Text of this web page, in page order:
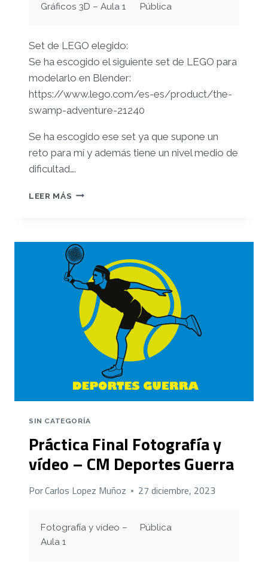
Gráficos 3D – Aula 1 Pública
Set de LEGO elegido:
Se ha escogido el siguiente set de LEGO para
modelarlo en Blender:
https://www.lego.com/es-es/product/the-
swamp-adventure-21240
Se ha escogido ese set ya que supone un
reto para mí y además tiene un nivel medio de
dificultad….
LEER MÁS ENTREGA
CARLOS
LÓPEZ
MUÑOZ
SIN CATEGORÍA
Práctica Final Fotografía y
vídeo – CM Deportes Guerra
PorCarlos Lopez Muñoz 27 diciembre, 2023
Fotografía y vídeo –
Aula 1
Pública